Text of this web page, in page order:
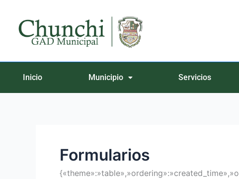
contenido
Inicio Municipio Servicios
Formularios